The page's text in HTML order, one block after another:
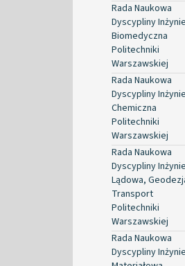
Rada Naukowa
Dyscypliny
Biomedyczna
Politechniki
Warszawskiej
Rada Naukowa
Dyscypliny
Chemiczna
Politechniki
Warszawskiej
Rada Naukowa
Dyscypliny
Lądowa,
Transport
Politechniki
Warszawskiej
Rada Naukowa
Dyscypliny